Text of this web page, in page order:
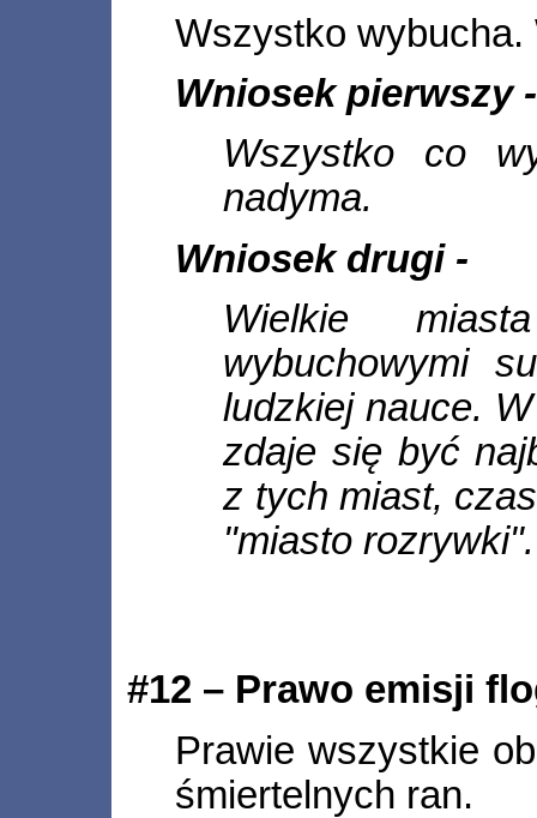
Wszystko
Wniosek pierwszy -
Wszystko co
nadyma.
Wniosek drugi -
Wielkie
wybuchowymi
ludzkiej nauce.
zdaje się być
z tych miast,
"miasto rozrywki".
#12 – Prawo emisji
Prawie wszystkie
śmiertelnych ran.